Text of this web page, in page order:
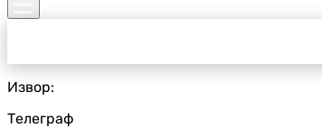
Извор:
Телеграф